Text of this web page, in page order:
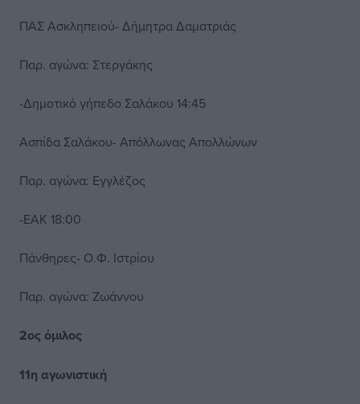
ΠΑΣ Ασκληπειού- Δήμητρα Δαματριάς
Παρ. αγώνα: Στεργάκης
-Δημοτικό γήπεδο Σαλάκου 14:45
Ασπίδα Σαλάκου- Απόλλωνας Απολλώνων
Παρ. αγώνα: Εγγλέζος
-ΕΑΚ 18:00
Πάνθηρες- Ο.Φ. Ιστρίου
Παρ. αγώνα: Ζωάννου
2ος όμιλος
11η αγωνιστική